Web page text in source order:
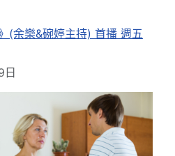
(余樂&碗婷主持) 首播 週五